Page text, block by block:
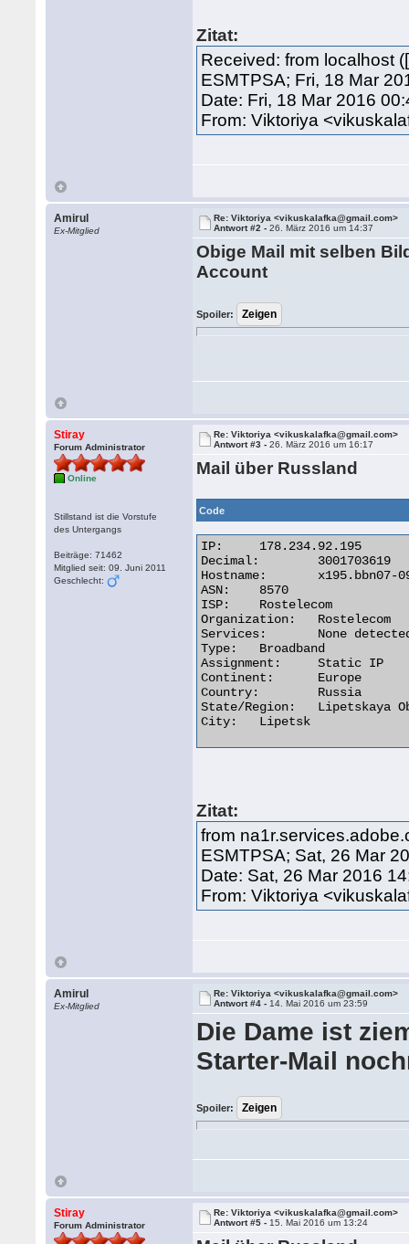
Zitat:
Received: from localhost
ESMTPSA; Fri, 18 Mar
Date: Fri, 18 Mar 2016
From: Viktoriya
Amirul
Ex-Mitglied
Re: Viktoriya <vikuskalafka@gmail.com>
Antwort #2 -26. März 2016 um 14:37
Obige Mail mit selben
Account
Spoiler:
Stiray
Forum Administrator
Online
Stillstand ist die Vorstufe
des Untergangs
Beiträge: 71462
Mitglied seit: 09. Juni 2011
Geschlecht:
Re: Viktoriya <vikuskalafka@gmail.com>
Antwort #3 -26. März 2016 um 16:17
Mail über Russland
Code
IP:	178.234.92.195
Decimal:	3001703619
Hostname:	x195.bbn07-092.lipetsk.ru
ASN:	8570
ISP:	Rostelecom
Organization:	Rostelecom
Services:	None detected
Type:	Broadband
Assignment:	Static IP
Continent:	Europe
Country:	Russia
State/Region:	Lipetskaya Oblast'
City:	Lipetsk
Zitat:
from
ESMTPSA; Sat, 26 Mar
Date: Sat, 26 Mar 2016
From: Viktoriya
Amirul
Ex-Mitglied
Re: Viktoriya <vikuskalafka@gmail.com>
Antwort #4 - 14. Mai 2016 um 23:59
Die Dame ist
Starter-Mail
Spoiler:
Stiray
Forum Administrator
Re: Viktoriya <vikuskalafka@gmail.com>
Antwort #5 - 15. Mai 2016 um 13:24